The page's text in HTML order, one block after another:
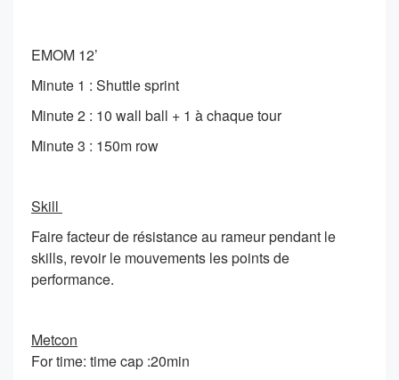
EMOM 12’
Minute 1 : Shuttle sprint
Minute 2 : 10 wall ball + 1 à chaque tour
Minute 3 : 150m row
Skill
Faire facteur de résistance au rameur pendant le
skills, revoir le mouvements les points de
performance.
Metcon
For time: time cap :20min